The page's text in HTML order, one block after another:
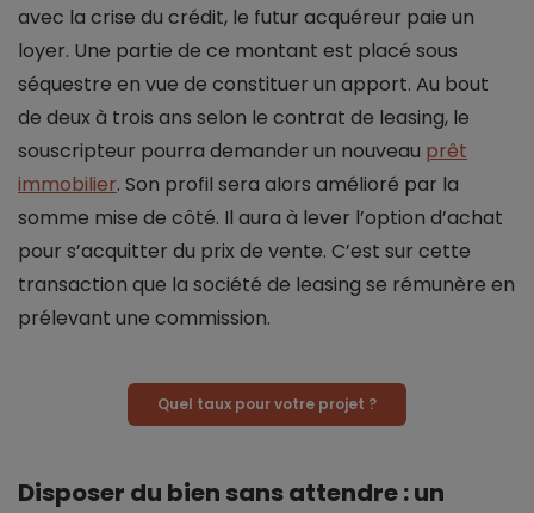
avec la crise du crédit, le futur acquéreur paie un
loyer. Une partie de ce montant est placé sous
séquestre en vue de constituer un apport. Au bout
de deux à trois ans selon le contrat de leasing, le
souscripteur pourra demander un nouveau prêt
immobilier. Son profil sera alors amélioré par la
somme mise de côté. Il aura à lever l’option d’achat
pour s’acquitter du prix de vente. C’est sur cette
transaction que la société de leasing se rémunère en
prélevant une commission.
Quel taux pour votre projet ?
Disposer du bien sans attendre : un